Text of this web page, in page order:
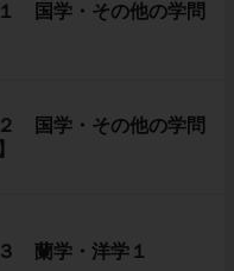
国学・その他の学問
国学・その他の学問
蘭学・洋学１